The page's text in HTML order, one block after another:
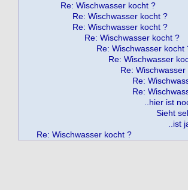
Re: Wischwasser kocht ?
Re: Wischwasser kocht ?
Re: Wischwasser kocht ?
Re: Wischwasser kocht ?
Re: Wischwasser kocht
Re: Wischwasser
Re:
Re:
Re:
..hier ist
Sieht
..ist
Re: Wischwasser kocht ?